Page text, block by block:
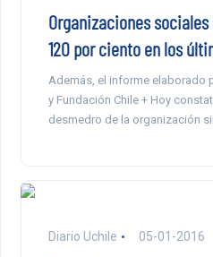
Organizaciones
120 por ciento en los
Además, el informe elaborado
y Fundación Chile + Hoy
desmedro de la organización
Diario Uchile 05-01-2016